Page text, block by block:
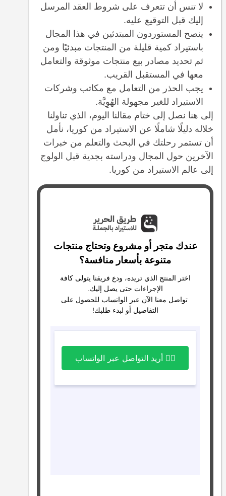
لا تنس أن تتعرف على شروط العقد المرسل
إليك قبل التوقيع عليه.
ينصح المستوردون المبتدئين في هذا المجال
باستيراد كمية قليلة من المنتجات مبدئيًا ومن
ثم تحديد مصادر بيع منتجات موثوقة والتعامل
معها في المستقبل القريب.
يجب الحذر من التعامل مع مكاتب وشركات
الاستيراد للغير مجهولة الهُوِيَّة.
إلى هنا نصل إلى ختام مقالنا اليوم، الذي تناولنا
خلاله دليلًا شاملًا عن الاستيراد من كوريا، نأمل
أن تستمر رحلتك في البحث والتعلم من خبرات
الآخرين حول المجال ودراسته بجدية قبل الولوج
إلى عالم الاستيراد من كوريا.
عندك متجر أو مشروع وتحتاج منتجات
متنوعة بأسعار منافسة؟
اختر المنتج الذي تريده، ودع فريقنا يتولى كافة
الإجراءات حتى يصل إليك.
تواصل معنا الآن عبر الواتساب للحصول على
التفاصيل أو لبدء طلبك!